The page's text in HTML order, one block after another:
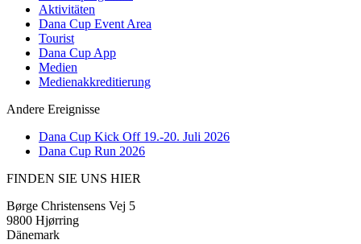
Aktivitäten
Dana Cup Event Area
Tourist
Dana Cup App
Medien
Medienakkreditierung
Andere Ereignisse
Dana Cup Kick Off 19.-20. Juli 2026
Dana Cup Run 2026
FINDEN SIE UNS HIER
Børge Christensens Vej 5
9800 Hjørring
Dänemark